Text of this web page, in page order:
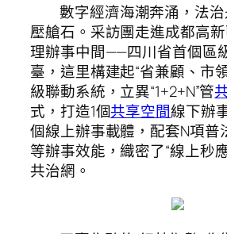
數字經濟海潮奔涌，法
壓艙石。采訪團走進成都高
理辦事中間——四川省首個區
臺，這里構建起“省兼顧、市
級聯動系統，立異“1+2+N”管
式，打造1個共享空間線下辦
個線上辦事載體，配套N項普
等辦事效能，織密了“線上秒
共治網。